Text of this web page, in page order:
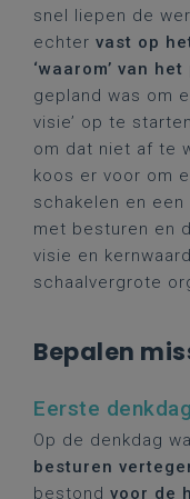
snel liepen de
echter vast op
‘waarom’ van
gepland was om
visie’ op te
om dat niet af te
koos er voor om
schakelen en
met besturen en
visie en
schaalvergrote
Bepalen
Eerste denkdag
Op de denkdag
besturen
bestond voor de